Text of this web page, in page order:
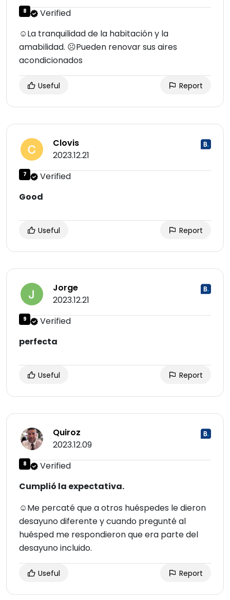
8
Verified
☺La tranquilidad de la habitación y la
amabilidad. ☹Pueden renovar sus aires
acondicionados
Useful Report
Clovis
2023.12.21
7
Verified
Good
Useful Report
Jorge
2023.12.21
9
Verified
perfecta
Useful Report
Quiroz
2023.12.09
8
Verified
Cumplió la expectativa.
☺Me percaté que a otros huéspedes le dieron
desayuno diferente y cuando pregunté al
huésped me respondieron que era parte del
desayuno incluido.
Useful Report